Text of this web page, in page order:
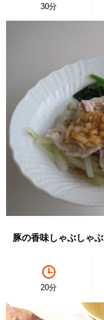
30分
豚の香味しゃぶしゃぶ
20分